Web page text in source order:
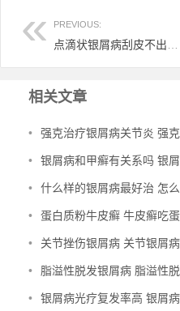
PREVIOUS:
相关文章
• 强克治疗银屑病关节炎 强
• 银屑病和甲癣有关系吗 银
• 什么样的银屑病最好治 怎
• 蛋白质粉牛皮癣 牛皮癣吃
• 关节挫伤银屑病 关节银屑
• 脂溢性脱发银屑病 脂溢性
• 银屑病光疗复发率高 银屑